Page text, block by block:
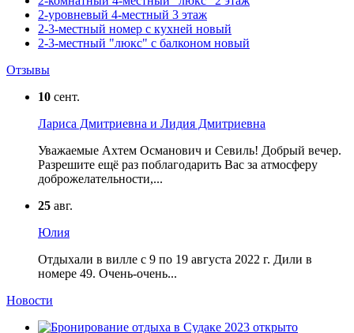
2-уровневый 4-местный 3 этаж
2-3-местный номер с кухней новый
2-3-местный "люкс" с балконом новый
Отзывы
10 сент.
Лариса Дмитриевна и Лидия Дмитриевна
Уважаемые Ахтем Османович и Севиль! Добрый вечер.
Разрешите ещё раз поблагодарить Вас за атмосферу
доброжелательности,...
25 авг.
Юлия
Отдыхали в вилле с 9 по 19 августа 2022 г. Дили в
номере 49. Очень-очень...
Новости